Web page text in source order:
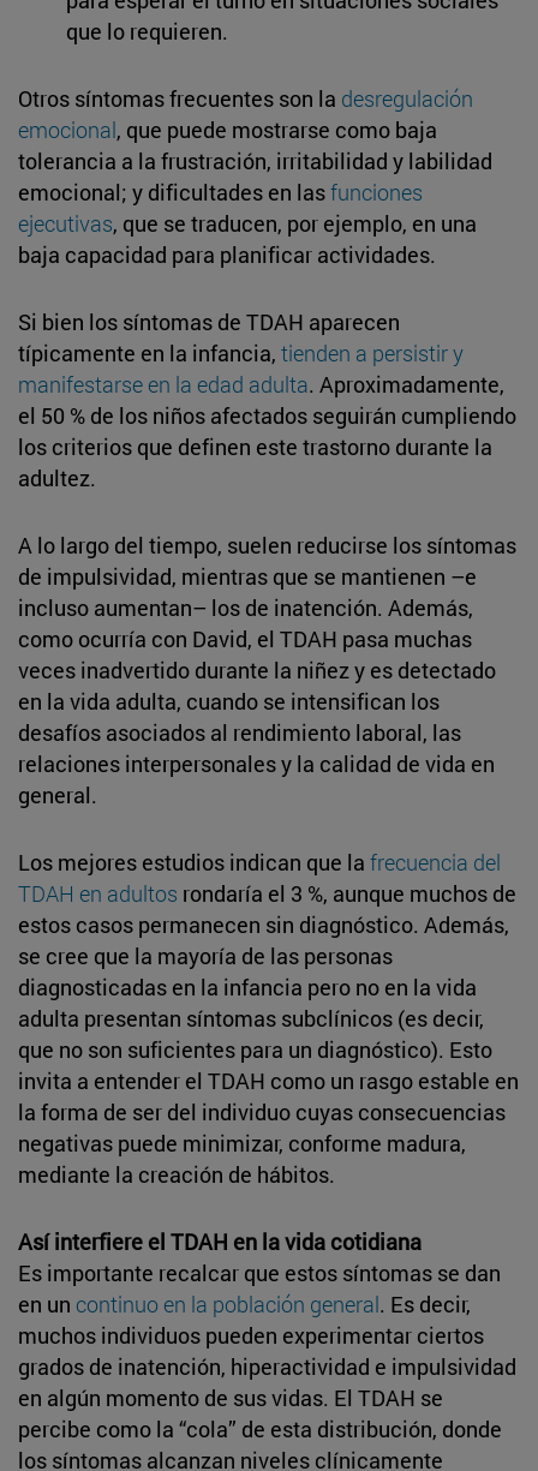
que lo requieren.
Otros síntomas frecuentes son la desregulación
emocional, que puede mostrarse como baja
tolerancia a la frustración, irritabilidad y labilidad
emocional; y dificultades en lasfunciones
ejecutivas, que se traducen, por ejemplo, en una
baja capacidad para planificar actividades.
Si bien los síntomas de TDAH aparecen
típicamente en la infancia, tienden a persistir y
manifestarse en la edad adulta. Aproximadamente,
el 50 % de los niños afectados seguirán cumpliendo
los criterios que definen este trastorno durante la
adultez.
A lo largo del tiempo, suelen reducirse los síntomas
de impulsividad, mientras que se mantienen –e
incluso aumentan– los de inatención. Además,
como ocurría con David, el TDAH pasa muchas
veces inadvertido durante la niñez y es detectado
en la vida adulta, cuando se intensifican los
desafíos asociados al rendimiento laboral, las
relaciones interpersonales y la calidad de vida en
general.
Los mejores estudios indican que la frecuencia del
TDAH en adultos rondaría el 3 %, aunque muchos de
estos casos permanecen sin diagnóstico. Además,
se cree que la mayoría de las personas
diagnosticadas en la infancia pero no en la vida
adulta presentan síntomas subclínicos (es decir,
que no son suficientes para un diagnóstico). Esto
invita a entender el TDAH como un rasgo estable en
la forma de ser del individuo cuyas consecuencias
negativas puede minimizar, conforme madura,
mediante la creación de hábitos.
Así interfiere el TDAH en la vida cotidiana
Es importante recalcar que estos síntomas se dan
en un continuo en la población general. Es decir,
muchos individuos pueden experimentar ciertos
grados de inatención, hiperactividad e impulsividad
en algún momento de sus vidas. El TDAH se
percibe como la “cola” de esta distribución, donde
los síntomas alcanzan niveles clínicamente